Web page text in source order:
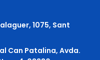
1075, Sant
Can Patalina, Avda.